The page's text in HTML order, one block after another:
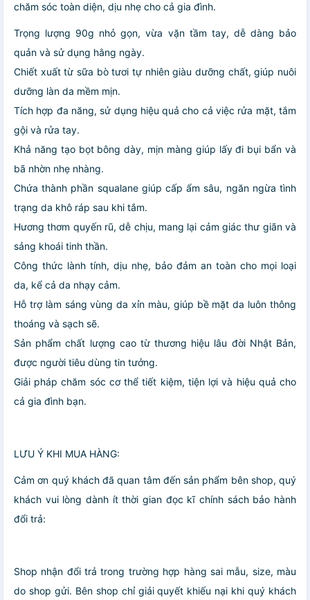
chăm sóc toàn diện, dịu nhẹ cho cả gia đình.
Trọng lượng 90g nhỏ gọn, vừa vặn tầm tay, dễ dàng bảo
quản và sử dụng hằng ngày.
Chiết xuất từ sữa bò tươi tự nhiên giàu dưỡng chất, giúp nuôi
dưỡng làn da mềm mịn.
Tích hợp đa năng, sử dụng hiệu quả cho cả việc rửa mặt, tắm
gội và rửa tay.
Khả năng tạo bọt bông dày, mịn màng giúp lấy đi bụi bẩn và
bã nhờn nhẹ nhàng.
Chứa thành phần squalane giúp cấp ẩm sâu, ngăn ngừa tình
trạng da khô ráp sau khi tắm.
Hương thơm quyến rũ, dễ chịu, mang lại cảm giác thư giãn và
sảng khoái tinh thần.
Công thức lành tính, dịu nhẹ, bảo đảm an toàn cho mọi loại
da, kể cả da nhạy cảm.
Hỗ trợ làm sáng vùng da xỉn màu, giúp bề mặt da luôn thông
thoáng và sạch sẽ.
Sản phẩm chất lượng cao từ thương hiệu lâu đời Nhật Bản,
được người tiêu dùng tin tưởng.
Giải pháp chăm sóc cơ thể tiết kiệm, tiện lợi và hiệu quả cho
cả gia đình bạn.
LƯU Ý KHI MUA HÀNG:
Cảm ơn quý khách đã quan tâm đến sản phẩm bên shop, quý
khách vui lòng dành ít thời gian đọc kĩ chính sách bảo hành
đổi trả:
️Shop nhận đổi trả trong trường hợp hàng sai mẫu, size, màu
do shop gửi. Bên shop chỉ giải quyết khiếu nại khi quý khách